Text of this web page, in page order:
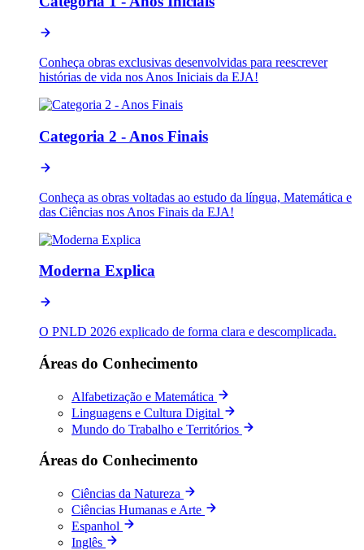
Conheça obras exclusivas desenvolvidas para reescrever
histórias de vida nos Anos Iniciais da EJA!
Categoria 2 - Anos Finais
Conheça as obras voltadas ao estudo da língua, Matemática e
das Ciências nos Anos Finais da EJA!
Moderna Explica
O PNLD 2026 explicado de forma clara e descomplicada.
Áreas do Conhecimento
Alfabetização e Matemática
Linguagens e Cultura Digital
Mundo do Trabalho e Territórios
Áreas do Conhecimento
Ciências da Natureza
Ciências Humanas e Arte
Espanhol
Inglês